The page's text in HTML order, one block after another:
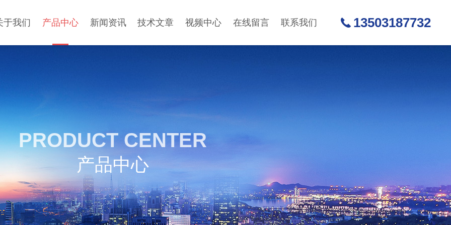
于我们 产品中心 新闻资讯 技术文章 视频中心 在线留言 联系我们 13503187732
PRODUCT CENTER
产品中心